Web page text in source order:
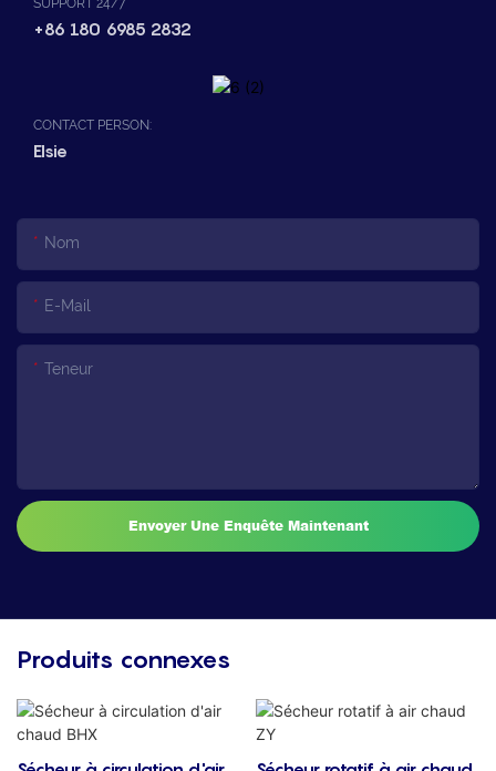
SUPPORT 24/7
+86 180 6985 2832
CONTACT PERSON:
Elsie
Nom
E-Mail
Teneur
Envoyer Une Enquête Maintenant
Produits connexes